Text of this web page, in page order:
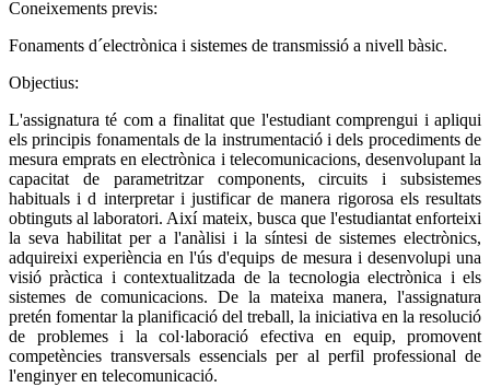
Coneixements previs:
Fonaments d´electrònica i sistemes de transmissió a nivell bàsic.
Objectius:
L'assignatura té com a finalitat que l'estudiant comprengui i apliqui
els principis fonamentals de la instrumentació i dels procediments de
mesura emprats en electrònica i telecomunicacions, desenvolupant la
capacitat de parametritzar components, circuits i subsistemes
habituals i d interpretar i justificar de manera rigorosa els resultats
obtinguts al laboratori. Així mateix, busca que l'estudiantat enforteixi
la seva habilitat per a l'anàlisi i la síntesi de sistemes electrònics,
adquireixi experiència en l'ús d'equips de mesura i desenvolupi una
visió pràctica i contextualitzada de la tecnologia electrònica i els
sistemes de comunicacions. De la mateixa manera, l'assignatura
pretén fomentar la planificació del treball, la iniciativa en la resolució
de problemes i la col·laboració efectiva en equip, promovent
competències transversals essencials per al perfil professional de
l'enginyer en telecomunicació.